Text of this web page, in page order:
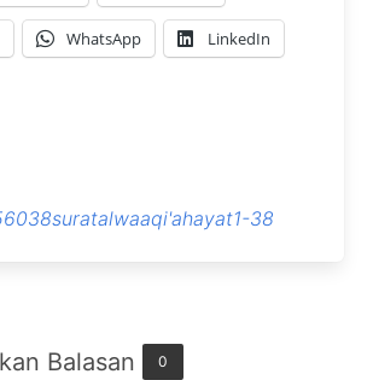
WhatsApp LinkedIn
38
Balasan 0